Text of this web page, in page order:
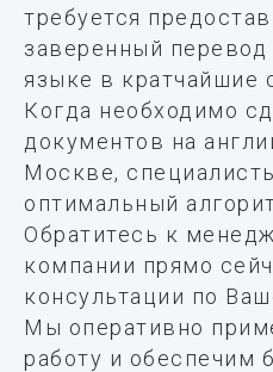
требуется
заверенный перевод
языке в кратчайшие
Когда необходимо
документов на
Москве,
оптимальный
Обратитесь к
компании прямо
консультации по
Мы оперативно
работу и обеспечим